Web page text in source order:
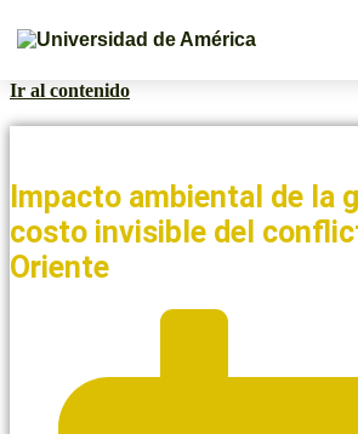
Ir al contenido
Impacto ambiental de la
costo invisible del
Oriente